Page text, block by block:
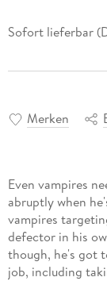
Sofort lieferbar
Merken
Even vampires
abruptly when
vampires
defector in his
though, he's got
job, including